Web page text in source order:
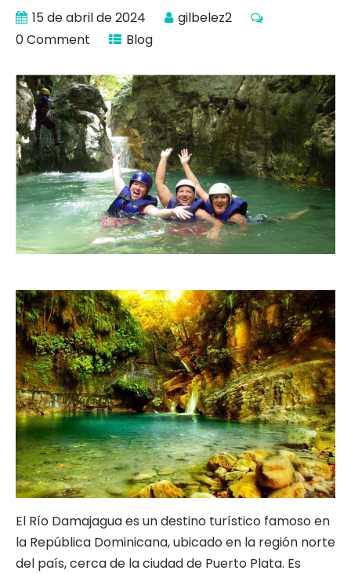
15 de abril de 2024
gilbelez2
0 Comment
Blog
El Río Damajagua es un destino turístico famoso en
la República Dominicana, ubicado en la región norte
del país, cerca de la ciudad de Puerto Plata. Es